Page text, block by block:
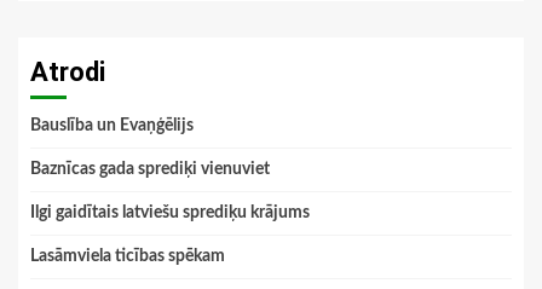
Atrodi
Bauslība un Evaņģēlijs
Baznīcas gada sprediķi vienuviet
Ilgi gaidītais latviešu sprediķu krājums
Lasāmviela ticības spēkam